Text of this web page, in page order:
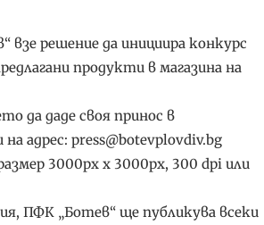
решение да инициира конкурс
продукти в магазина на
да даде своя принос в
адрес: press@botevplovdiv.bg
3000px х 3000px, 300 dpi или
ПФК „Ботев“ ще публикува всеки